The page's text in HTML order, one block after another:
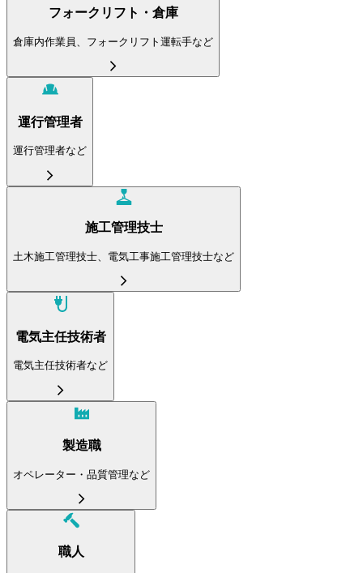
フォークリフト・倉庫
倉庫内作業員、フォークリフト運転手など
運行管理者
運行管理者など
施工管理技士
土木施工管理技士、電気工事施工管理技士など
電気主任技術者
電気主任技術者など
製造職
オペレーター・品質管理など
職人